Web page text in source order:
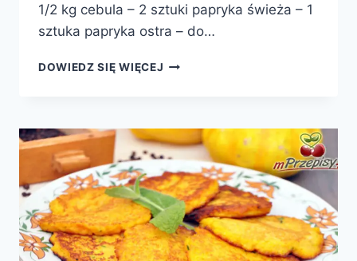
1/2 kg cebula – 2 sztuki papryka świeża – 1
sztuka papryka ostra – do…
DOWIEDZ SIĘ WIĘCEJ ZUPA